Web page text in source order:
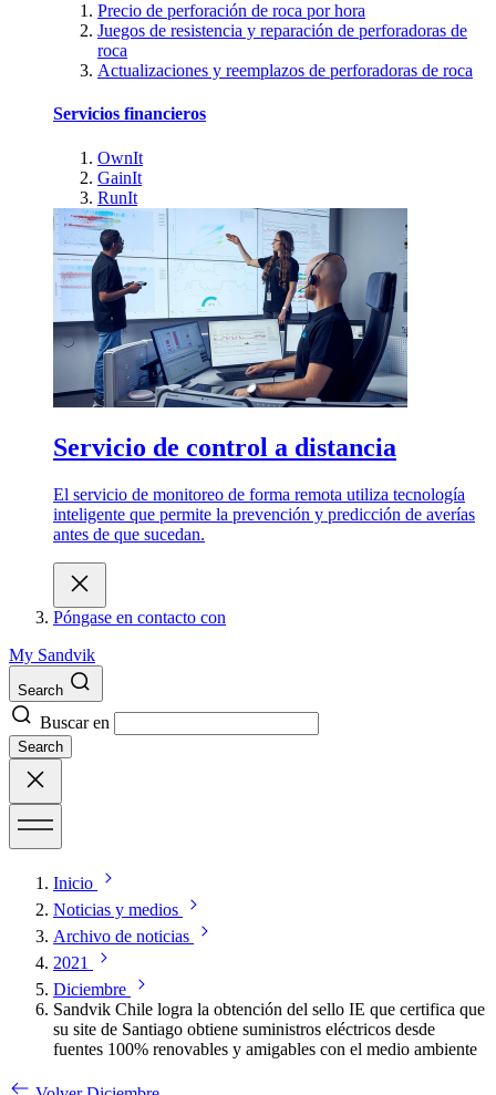
Precio de perforación de roca por hora
Juegos de resistencia y reparación de perforadoras de
roca
Actualizaciones y reemplazos de perforadoras de roca
Servicios financieros
OwnIt
GainIt
RunIt
Servicio de control a distancia
El servicio de monitoreo de forma remota utiliza tecnología
inteligente que permite la prevención y predicción de averías
antes de que sucedan.
Póngase en contacto con
My Sandvik
Search
Buscar en
Search
Inicio
Noticias y medios
Archivo de noticias
2021
Diciembre
Sandvik Chile logra la obtención del sello IE que certifica que
su site de Santiago obtiene suministros eléctricos desde
fuentes 100% renovables y amigables con el medio ambiente